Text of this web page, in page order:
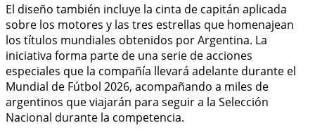
El diseño también incluye la cinta de capitán aplicada
sobre los motores y las tres estrellas que homenajean
los títulos mundiales obtenidos por Argentina. La
iniciativa forma parte de una serie de acciones
especiales que la compañía llevará adelante durante el
Mundial de Fútbol 2026, acompañando a miles de
argentinos que viajarán para seguir a la Selección
Nacional durante la competencia.